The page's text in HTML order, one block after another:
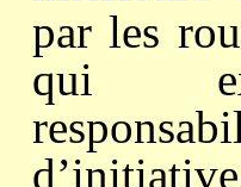
par les
qui